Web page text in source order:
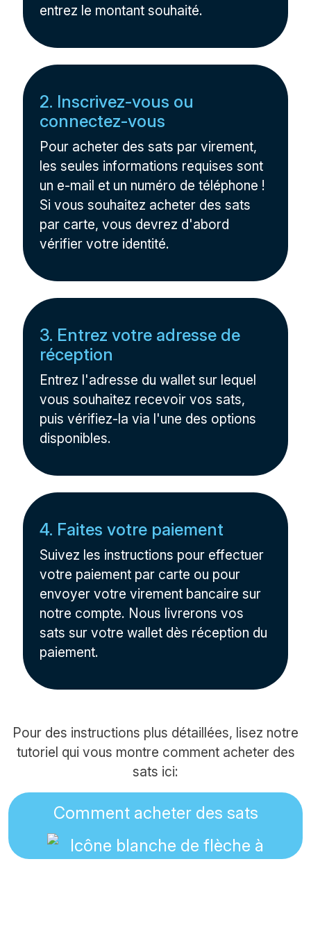
entrez le montant souhaité.
2. Inscrivez-vous ou
connectez-vous
Pour acheter des sats par virement,
les seules informations requises sont
un e-mail et un numéro de téléphone !
Si vous souhaitez acheter des sats
par carte, vous devrez d'abord
vérifier votre identité.
3. Entrez votre adresse de
réception
Entrez l'adresse du wallet sur lequel
vous souhaitez recevoir vos sats,
puis vérifiez-la via l'une des options
disponibles.
4. Faites votre paiement
Suivez les instructions pour effectuer
votre paiement par carte ou pour
envoyer votre virement bancaire sur
notre compte. Nous livrerons vos
sats sur votre wallet dès réception du
paiement.
Pour des instructions plus détaillées, lisez notre
tutoriel qui vous montre comment acheter des
sats ici:
Comment acheter des sats